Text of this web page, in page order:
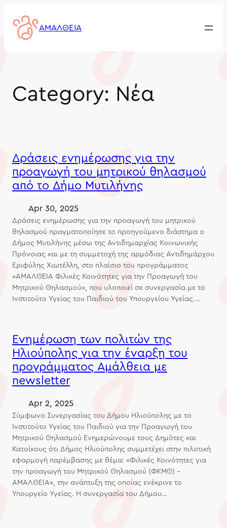
content
ΑΜΑΛΘΕΙΑ
Category: Νέα
Δράσεις ενημέρωσης για την
προαγωγή του μητρικού θηλασμού
από το Δήμο Μυτιλήνης
Apr 30, 2025
Δράσεις ενημέρωσης για την προαγωγή του μητρικού
θηλασμού πραγματοποίησε το προηγούμενο διάστημα ο
Δήμος Μυτιλήνης μέσω της Αντιδημαρχίας Κοινωνικής
Πρόνοιας και με τη συμμετοχή της αρμόδιας Αντιδημάρχου
Εριφύλης Χιωτέλλη, στο πλαίσιο του προγράμματος
«ΑΜΑΛΘΕΙΑ Φιλικές Κοινότητες για την Προαγωγή του
Μητρικού Θηλασμού», που υλοποιεί σε συνεργασία με το
Ινστιτούτο Υγείας του Παιδιού του Υπουργείου Υγείας.…
Eνημέρωση των πολιτών της
Ηλιούπολης για την έναρξη του
προγράμματος Αμάλθεια με
newsletter
Apr 2, 2025
Σύμφωνο Συνεργασίας του Δήμου Ηλιούπολης με το
Ινστιτούτο Υγείας του Παιδιού για την Προαγωγή του
Μητρικού Θηλασμού Ενημερώνουμε τους Δημότες και
Κατοίκους ότι Δήμος Ηλιούπολης συμμετέχει στην πιλοτική
εφαρμογή παρέμβασης με θέμα: «Φιλικές Κοινότητες για
την προαγωγή του Μητρικού Θηλασμού (ΦΚΜΘ) –
ΑΜΑΛΘΕΙΑ», την ανάπτυξη της οποίας ενέκρινε το
Υπουργείο Υγείας. Η συνεργασία του Δήμου…